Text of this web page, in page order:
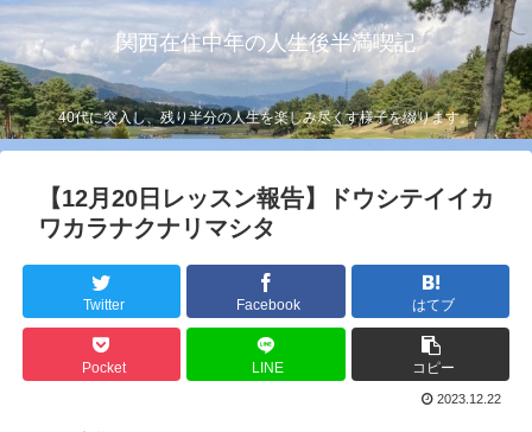
関西在住中年の人生後半満喫記
40代に突入し、残り半分の人生を楽しみ尽くす様子を綴ります。
【12月20日レッスン報告】ドウシテイイカ
ワカラナクナリマシタ
Twitter Facebook はてブ
Pocket LINE コピー
2023.12.22